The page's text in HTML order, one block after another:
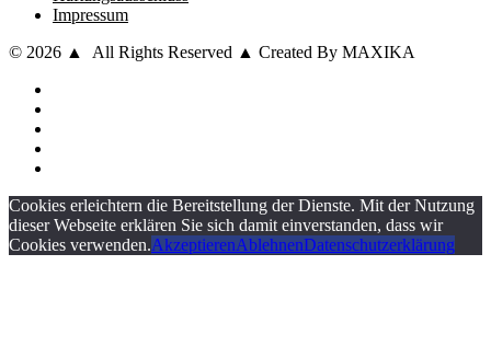
Impressum
© 2026 ▲ All Rights Reserved ▲ Created By MAXIKA
Cookies erleichtern die Bereitstellung der Dienste. Mit der Nutzung
dieser Webseite erklären Sie sich damit einverstanden, dass wir
Cookies verwenden.AkzeptierenAblehnenDatenschutzerklärung